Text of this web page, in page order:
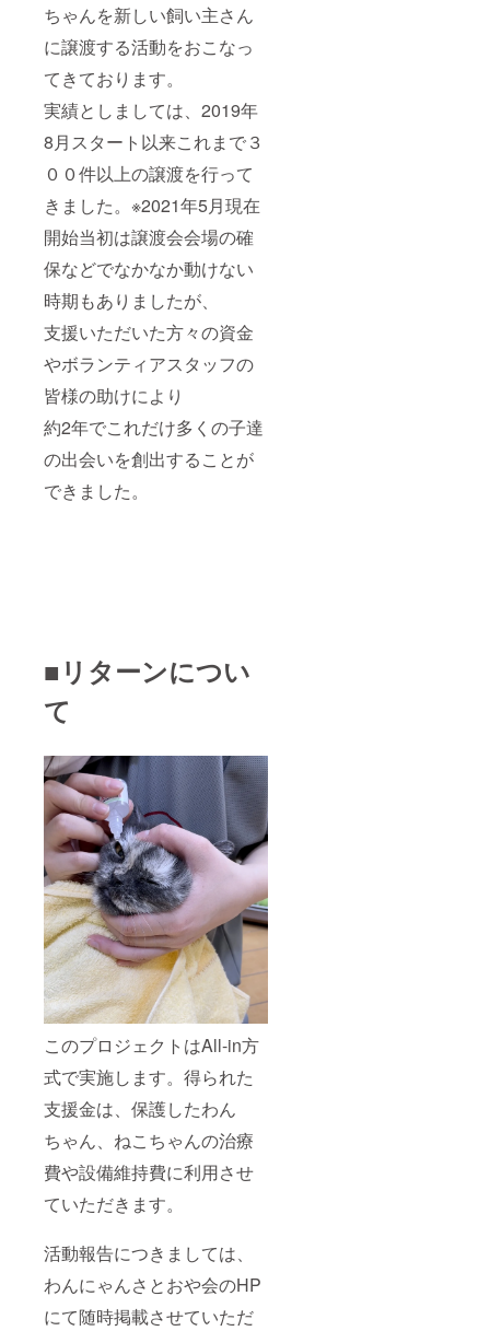
ちゃんを新しい飼い主さん
に譲渡する活動をおこなっ
てきております。
実績としましては、2019年
8月スタート以来これまで３
００件以上の譲渡を行って
きました。※2021年5月現在
開始当初は譲渡会会場の確
保などでなかなか動けない
時期もありましたが、
支援いただいた方々の資金
やボランティアスタッフの
皆様の助けにより
約2年でこれだけ多くの子達
の出会いを創出することが
できました。
■リターンについ
て
このプロジェクトはAll-in方
式で実施します。得られた
支援金は、保護したわん
ちゃん、ねこちゃんの治療
費や設備維持費に利用させ
ていただきます。
活動報告につきましては、
わんにゃんさとおや会のHP
にて随時掲載させていただ